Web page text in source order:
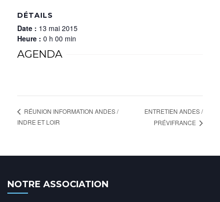
DÉTAILS
Date : 13 mai 2015
Heure : 0 h 00 min
AGENDA
RÉUNION INFORMATION ANDES /
INDRE ET LOIR
ENTRETIEN ANDES /
PRÉVIFRANCE
NOTRE ASSOCIATION